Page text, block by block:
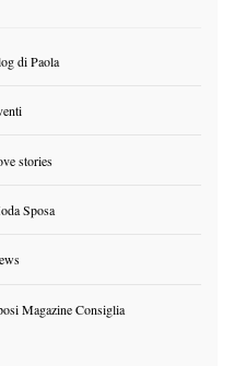
di Paola
stories
Sposa
Magazine Consiglia